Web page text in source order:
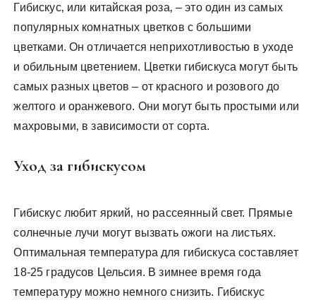
Гибискус‚ или китайская роза‚ – это один из самых
популярных комнатных цветков с большими
цветками. Он отличается неприхотливостью в уходе
и обильным цветением. Цветки гибискуса могут быть
самых разных цветов – от красного и розового до
желтого и оранжевого. Они могут быть простыми или
махровыми‚ в зависимости от сорта.
Уход за гибискусом
Гибискус любит яркий‚ но рассеянный свет. Прямые
солнечные лучи могут вызвать ожоги на листьях.
Оптимальная температура для гибискуса составляет
18-25 градусов Цельсия. В зимнее время года
температуру можно немного снизить. Гибискус